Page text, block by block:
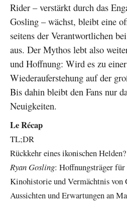
Rider – verstärkt durch das
Gosling – wächst, bleibt eine
seitens der Verantwortlichen bei
aus. Der Mythos lebt also
und Hoffnung: Wird es zu
Wiederauferstehung auf der
Bis dahin bleibt den Fans nur
Neuigkeiten.
Le Récap
TL;DR
Rückkehr eines ikonischen Helden?
Ryan Gosling: Hoffnungsträger für
Kinohistorie und Vermächtnis von
Aussichten und Erwartungen an